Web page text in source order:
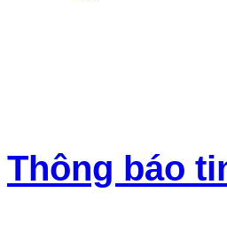
Thông báo